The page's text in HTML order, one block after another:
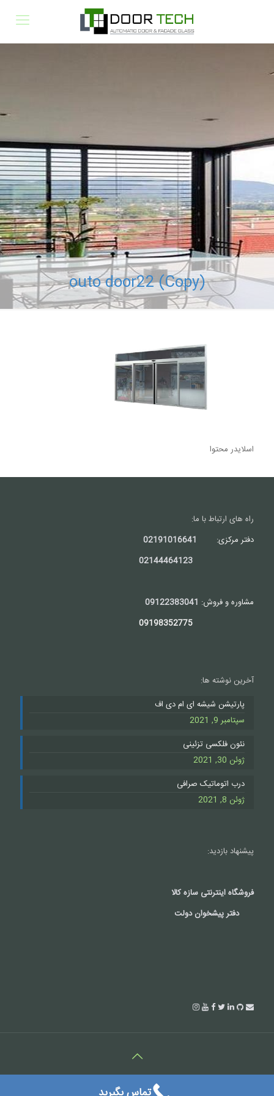
outo door22 (Copy)
اسلایدر محتوا
راه های ارتباط با ما:
دفتر مرکزی: 02191016641
02144464123
مشاوره و فروش: 09122383041
آخرین نوشته ها:
پارتیشن شیشه ای ام دی اف
سپتامبر 9, 2021
نئون فلکسی تزئینی
ژوئن 30, 2021
درب اتوماتیک صرافی
ژوئن 8, 2021
پیشنهاد بازدید:
فروشگاه اینترنتی سازه کالا
دفتر پیشخوان دولت
کلیه حقوق این سایت متعلق به شرکت درتک می باشد.(c2018)